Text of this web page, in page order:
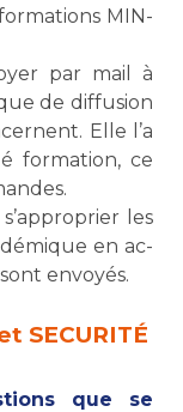
MIN-
par mail à
de diffusion
Elle l’a
formation, ce
les
en ac-
envoyés.
SECURITÉ
que se